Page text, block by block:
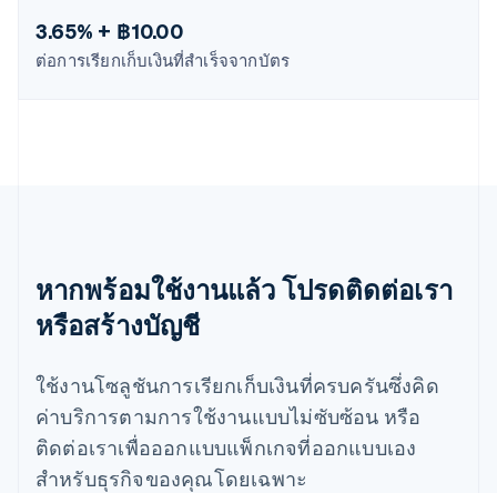
3.65% + ฿10.00
ต่อการเรียกเก็บเงินที่สำเร็จจากบัตร
หากพร้อมใช้งานแล้ว โปรดติดต่อเรา
หรือสร้างบัญชี
ใช้งานโซลูชันการเรียกเก็บเงินที่ครบครันซึ่งคิด
ค่าบริการตามการใช้งานแบบไม่ซับซ้อน หรือ
ติดต่อเราเพื่อออกแบบแพ็กเกจที่ออกแบบเอง
สำหรับธุรกิจของคุณโดยเฉพาะ
สโลวาเกีย
English
สโลวีเนีย
สหราชอาณาจักร
English
สาธารณรัฐเช็ก
สิงคโปร์
English简体中文
ออสเตรเลีย
English
ออสเตรีย